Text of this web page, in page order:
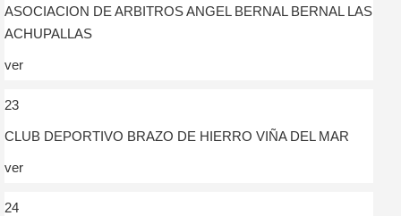
ASOCIACION DE ARBITROS ANGEL BERNAL BERNAL LAS
ACHUPALLAS
ver
23
CLUB DEPORTIVO BRAZO DE HIERRO VIÑA DEL MAR
ver
24